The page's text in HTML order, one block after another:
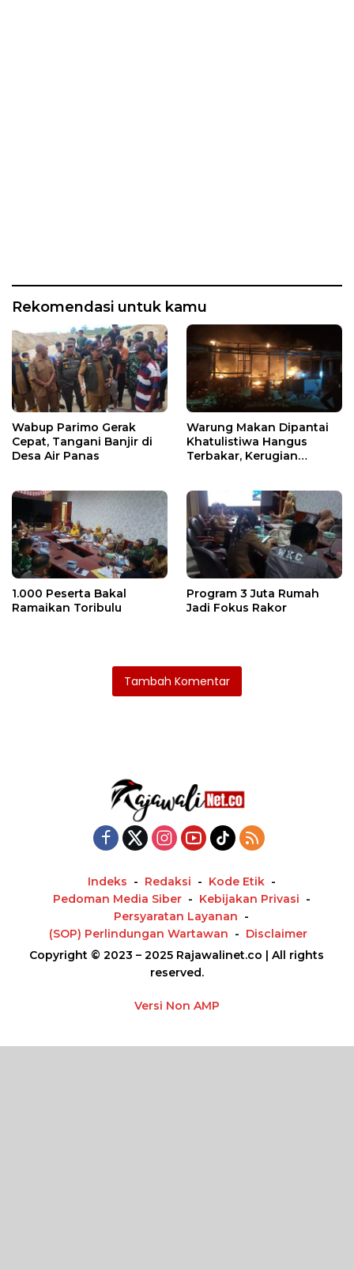
Rekomendasi untuk kamu
Wabup Parimo Gerak
Cepat, Tangani Banjir di
Desa Air Panas
Warung Makan Dipantai
Khatulistiwa Hangus
Terbakar, Kerugian
1.000 Peserta Bakal
Ramaikan Toribulu
Program 3 Juta Rumah
Jadi Fokus Rakor
Tambah Komentar
Indeks Redaksi
Kode Etik
Pedoman Media Siber
Kebijakan Privasi
Persyaratan Layanan
(SOP) Perlindungan Wartawan
Disclaimer
Copyright © 2023 – 2025 Rajawalinet.co | All rights
reserved.
Versi Non AMP